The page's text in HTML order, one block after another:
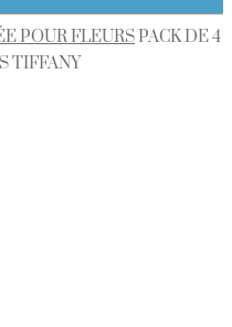
POUR FLEURS PACK DE 4
TIFFANY